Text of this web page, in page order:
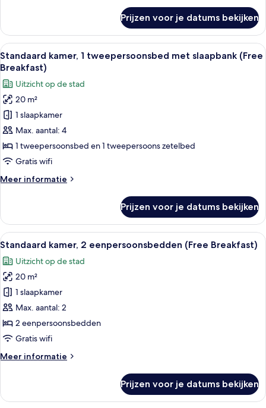
kamer,
tweepersoonsbed,
toegankelijk
mindervaliden
(Free
Breakfast)
Prijzen voor je datums bekijken
Alle
foto's
voor
Standaard
kamer,
tweepersoonsbed
met
slaapbank
Breakfast)
Een hotelkamer met een groot bed,
5
Standaard kamer, 1 tweepersoonsbed met slaapbank (Free
Breakfast)
Uitzicht op de stad
20 m²
1 slaapkamer
Max. aantal: 4
1 tweepersoonsbed en 1 tweepersoons zetelbed
Gratis wifi
Meer informatie
Meer
kamer,
tweepersoonsbed
slaapbank
(Free
Breakfast)
Prijzen voor je datums bekijken
Alle
foto's
voor
Standaard
kamer,
2
eenpersoonsbedden
(Free
laden
Een hotelkamer met een bed, een
7
Standaard kamer, 2 eenpersoonsbedden (Free Breakfast)
Uitzicht op de stad
20 m²
1 slaapkamer
Max. aantal: 2
2 eenpersoonsbedden
Gratis wifi
Meer informatie
Meer
kamer,
Prijzen voor je datums bekijken